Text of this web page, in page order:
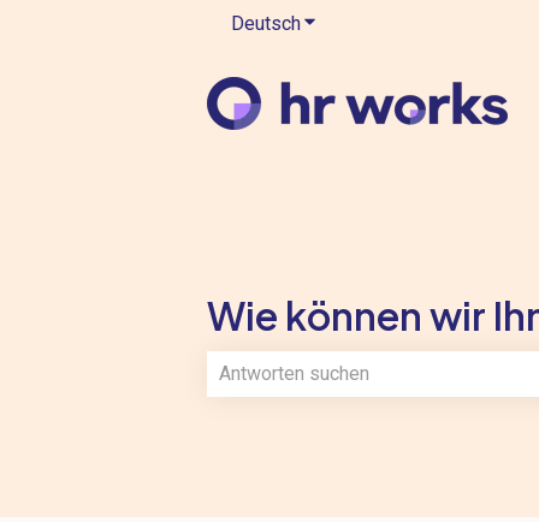
DeutschUntermenü für
Wie können wir